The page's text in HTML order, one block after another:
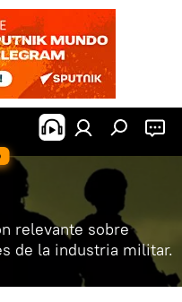
relevante sobre
de la industria militar.